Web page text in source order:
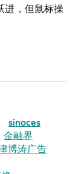
进，但鼠标操
sinoces
金融界
博涛广告